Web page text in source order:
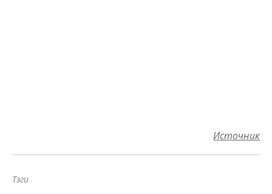
Источник
Тэги